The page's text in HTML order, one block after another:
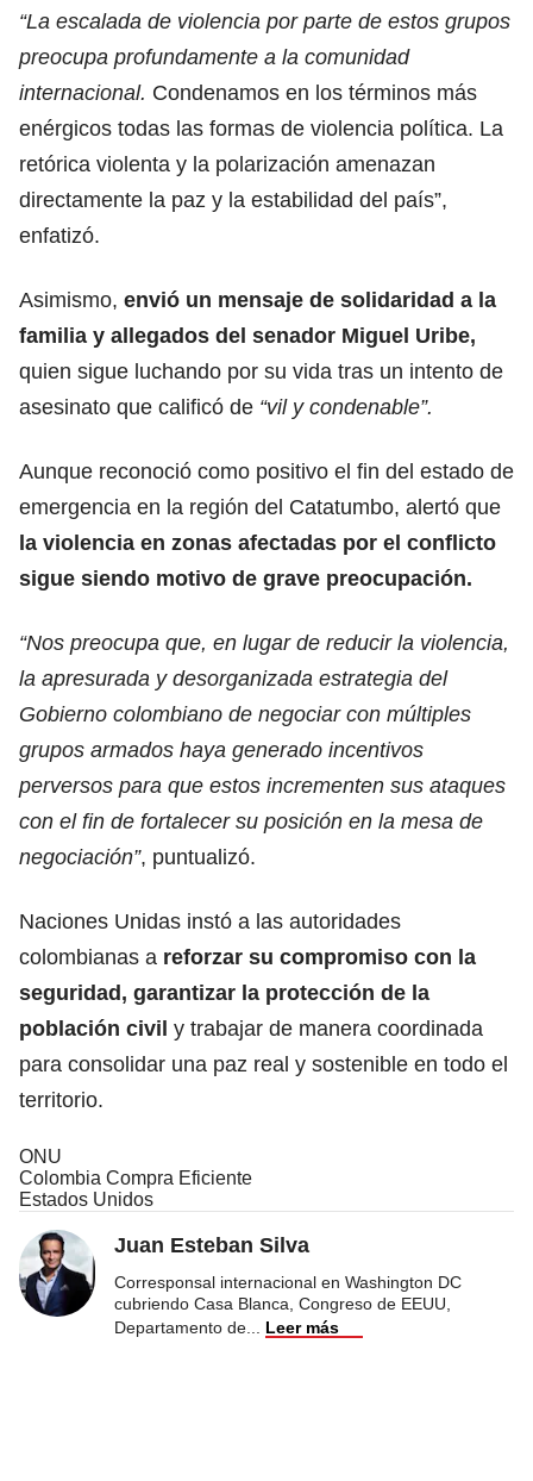
“La escalada de violencia por parte de estos grupos
preocupa profundamente a la comunidad
internacional. Condenamos en los términos más
enérgicos todas las formas de violencia política. La
retórica violenta y la polarización amenazan
directamente la paz y la estabilidad del país”,
enfatizó.
Asimismo, envió un mensaje de solidaridad a la
familia y allegados del senador Miguel Uribe,
quien sigue luchando por su vida tras un intento de
asesinato que calificó de “vil y condenable”.
Aunque reconoció como positivo el fin del estado de
emergencia en la región del Catatumbo, alertó que
la violencia en zonas afectadas por el conflicto
sigue siendo motivo de grave preocupación.
“Nos preocupa que, en lugar de reducir la violencia,
la apresurada y desorganizada estrategia del
Gobierno colombiano de negociar con múltiples
grupos armados haya generado incentivos
perversos para que estos incrementen sus ataques
con el fin de fortalecer su posición en la mesa de
negociación”, puntualizó.
Naciones Unidas instó a las autoridades
colombianas a reforzar su compromiso con la
seguridad, garantizar la protección de la
población civil y trabajar de manera coordinada
para consolidar una paz real y sostenible en todo el
territorio.
ONU
Colombia Compra Eficiente
Estados Unidos
Juan Esteban Silva
Corresponsal internacional en Washington DC
cubriendo Casa Blanca, Congreso de EEUU,
Departamento de
Leer más